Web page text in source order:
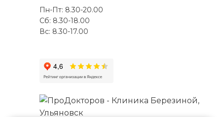
Пн-Пт: 8.30-20.00
Сб: 8.30-18.00
Вс: 8.30-17.00